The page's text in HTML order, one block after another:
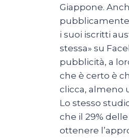
Giappone.
pubblicamente
i suoi iscritti
stessa» su
pubblicità, a
che è certo è
clicca, almeno
Lo stesso
che il 29%
ottenere